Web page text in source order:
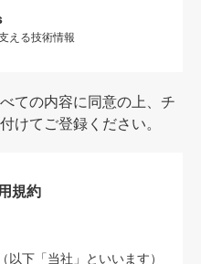
える技術情報
ての内容に同意の上、チ
けてご登録ください。
規約
下「当社」といいます）